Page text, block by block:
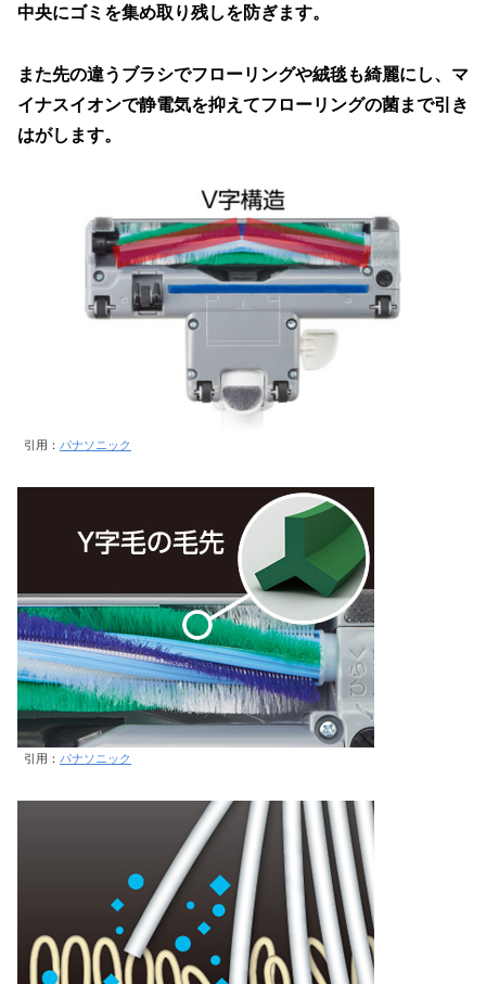
中央にゴミを集め取り残しを防ぎます。
また先の違うブラシでフローリングや絨毯も綺麗にし、マ
イナスイオンで静電気を抑えてフローリングの菌まで引き
はがします。
引用： パナソニック
引用： パナソニック